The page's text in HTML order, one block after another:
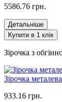
5586.76 грн.
Детальніше
Купити в 1 клік
Зірочка з
Зірочка
933.16 грн.